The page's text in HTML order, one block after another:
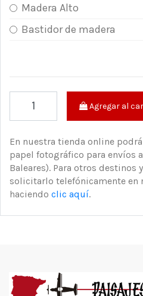
Madera Alto
Bastidor de madera
Agregar al
En nuestra tienda online
papel fotográfico para envíos
Baleares). Para otros destinos
solicitarlo telefónicamente en
haciendo clic aquí.